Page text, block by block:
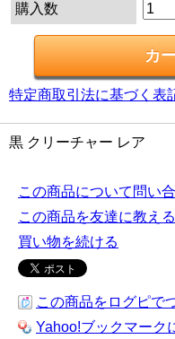
購入数
特定商取引法に基づく表
黒 クリーチャー レア
この商品について問い
この商品を友達に教える
買い物を続ける
この商品をログピで
Yahoo!ブックマーク